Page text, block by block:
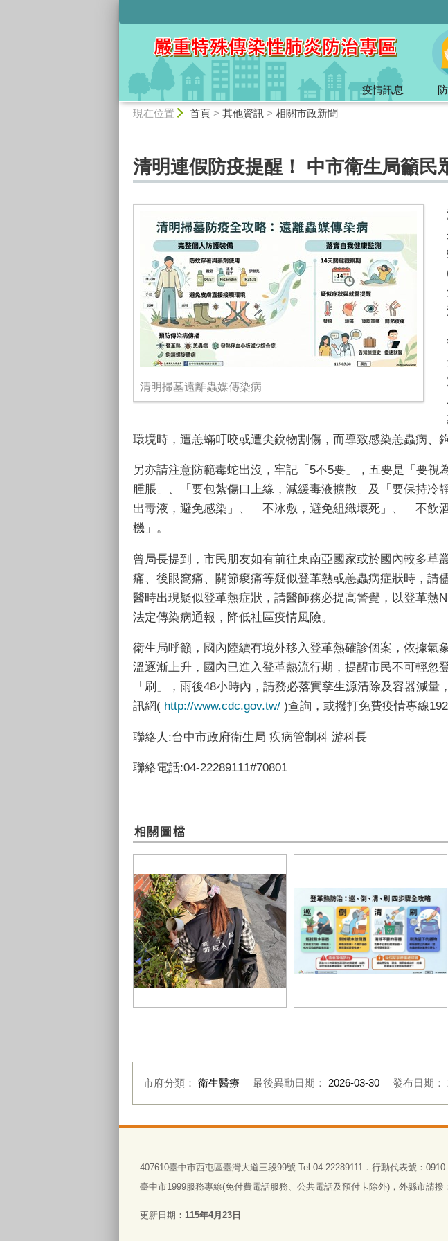
疫情訊息
現在位置 首頁> 其他資訊> 相關市政新聞
清明連假防疫提醒！ 中市衛生局籲民
清明掃墓遠離蟲媒傳染病
環境時，遭恙蟎叮咬或遭尖銳物割傷，而導致感染恙蟲病、
另亦請注意防範毒蛇出沒，牢記「5不5要」，五要是「要
腫脹」、「要包紮傷口上緣，減緩毒液擴散」及「要保持
出毒液，避免感染」、「不冰敷，避免組織壞死」、「不
機」。
曾局長提到，市民朋友如有前往東南亞國家或於國內較多
痛、後眼窩痛、關節痠痛等疑似登革熱或恙蟲病症狀時，
醫時出現疑似登革熱症狀，請醫師務必提高警覺，以登革熱
法定傳染病通報，降低社區疫情風險。
衛生局呼籲，國內陸續有境外移入登革熱確診個案，依據
溫逐漸上升，國內已進入登革熱流行期，提醒市民不可輕忽
「刷」，雨後48小時內，請務必落實孳生源清除及容器減
訊網( http://www.cdc.gov.tw/ )查詢，或撥打免費疫情專線
聯絡人:台中市政府衛生局 疾病管制科 游科長
聯絡電話:04-22289111#70801
相關圖檔
市府分類： 衛生醫療 最後異動日期： 2026-03-30 發布日期：
407610臺中市西屯區臺灣大道三段99號 Tel:04-22289111．行動代表號：
臺中市1999服務專線(免付費電話服務、公共電話及預付卡除外)，外縣市請撥
更新日期 115年4月23日